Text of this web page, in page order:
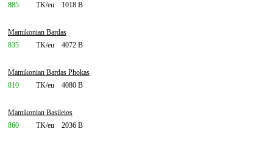
885
TK/eu 1018 B
Mamikonian Bardas
835
TK/eu 4072 B
Mamikonian Bardas Phokas
810
TK/eu 4080 B
Mamikonian Basileios
860
TK/eu 2036 B